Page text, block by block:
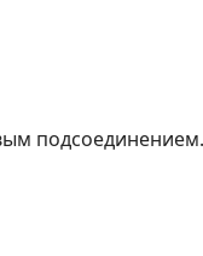
подсоединением.